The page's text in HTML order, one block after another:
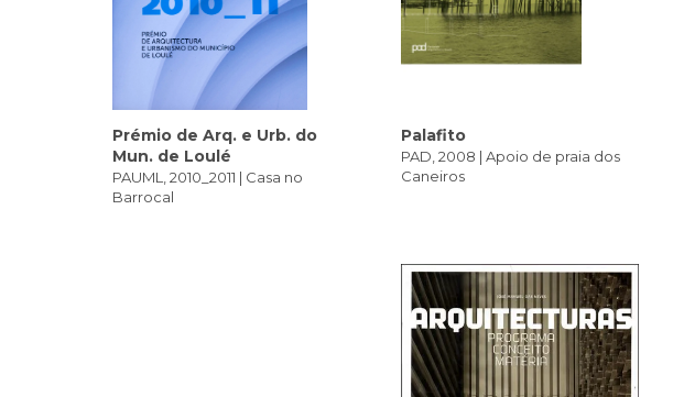
Prémio de Arq. e Urb. do
Mun. de Loulé
PAUML, 2010_2011 | Casa no
Barrocal
Palafito
PAD, 2008 | Apoio de praia dos
Caneiros